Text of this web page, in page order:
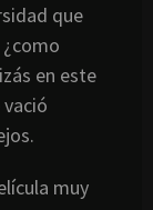
que
en este
muy